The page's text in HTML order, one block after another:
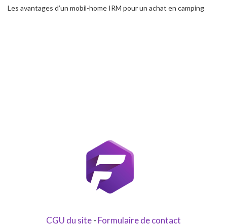
Les avantages d’un mobil-home IRM pour un achat en camping
CGU du site- Formulaire de contact